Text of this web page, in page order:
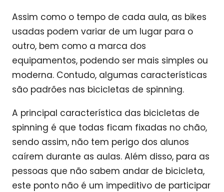
Assim como o tempo de cada aula, as bikes
usadas podem variar de um lugar para o
outro, bem como a marca dos
equipamentos, podendo ser mais simples ou
moderna. Contudo, algumas características
são padrões nas bicicletas de spinning.
A principal característica das bicicletas de
spinning é que todas ficam fixadas no chão,
sendo assim, não tem perigo dos alunos
caírem durante as aulas. Além disso, para as
pessoas que não sabem andar de bicicleta,
este ponto não é um impeditivo de participar